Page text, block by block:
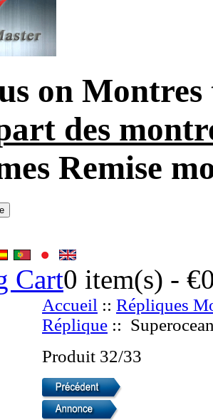
on Montres
des
Remise
Cart0 item(s) -
Accueil :: Répliques
Réplique ::
Produit 32/33